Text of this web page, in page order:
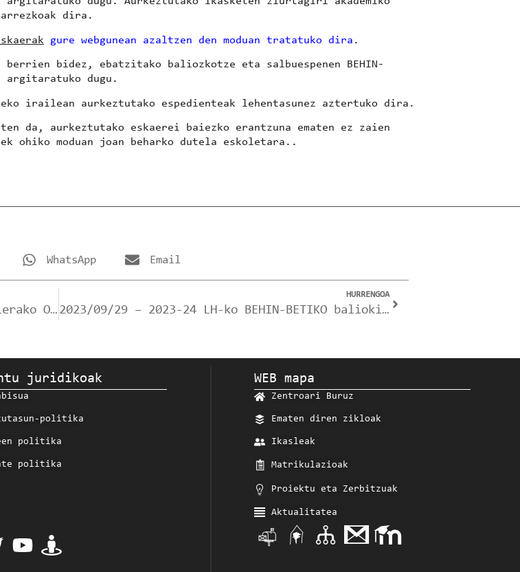
dira.
gure webgunean azaltzen den moduan tratatuko dira .
berrien bidez, ebatzitako baliozkotze eta salbuespenen BEHIN-
argitaratuko dugu.
irailean aurkeztutako espedienteak lehentasunez aztertuko dira.
da, aurkeztutako eskaerei baiezko erantzuna ematen ez zaien
ohiko moduan joan beharko dutela eskoletara ..
WhatsApp Email
2023/09/04 – 2023-204 ikasturtearen Hasierako Oharra -IKASLE BERRIAK-. 1. MAILAKO IKASLEAK.
HURRENGOA
2023/09/29 – 2023-24 LH-ko BEHIN-BETIKO baliokidetza ebatziak.
juridikoak
politika
politika
politika
WEB mapa
Zentroari Buruz
Ematen diren zikloak
Ikasleak
Matrikulazioak
Proiektu eta Zerbitzuak
Aktualitatea